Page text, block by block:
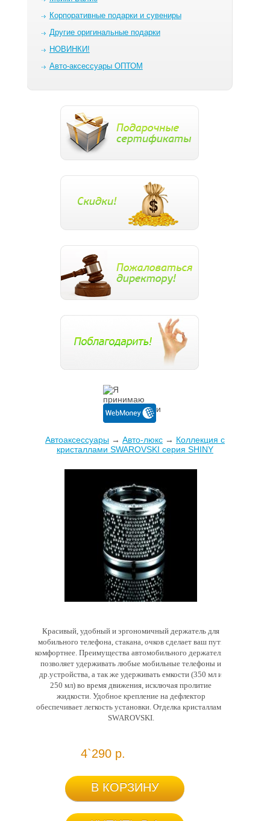
Корпоративные подарки и сувениры
Другие оригинальные подарки
НОВИНКИ!
Авто-аксессуары ОПТОМ
Автоаксессуары→ Авто-люкс→ Коллекция c
кристаллами SWAROVSKI серия SHINY
Красивый, удобный и эргономичный держатель для
мобильного телефона, стакана, очков сделает ваш путь
комфортнее. Преимущества автомобильного держателя:
позволяет удерживать любые мобильные телефоны и
др.устройства, а так же удерживать емкости (350 мл и
250 мл) во время движения, исключая пролитие
жидкости. Удобное крепление на дефлектор
обеспечивает легкость установки. Отделка кристаллами
SWAROVSKI.
4`290 р.
В КОРЗИНУ